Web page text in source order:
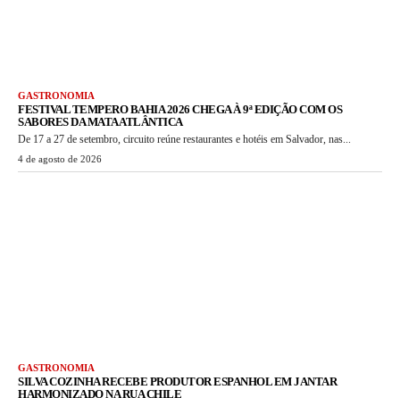
GASTRONOMIA
FESTIVAL TEMPERO BAHIA 2026 CHEGA À 9ª EDIÇÃO COM OS
SABORES DA MATA ATLÂNTICA
De 17 a 27 de setembro, circuito reúne restaurantes e hotéis em Salvador, nas...
4 de agosto de 2026
GASTRONOMIA
SILVA COZINHA RECEBE PRODUTOR ESPANHOL EM JANTAR
HARMONIZADO NA RUA CHILE